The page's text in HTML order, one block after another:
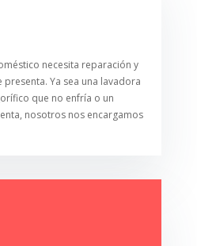
necesita reparación y
Ya sea una lavadora
que no enfría o un
nosotros nos encargamos